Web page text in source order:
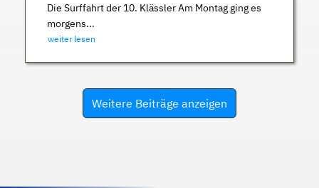
Die Surffahrt der 10. Klässler Am Montag ging es
morgens...
weiter lesen
Weitere Beiträge anzeigen